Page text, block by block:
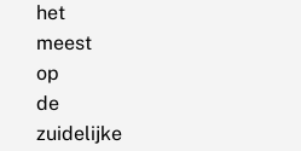
het
meest
op
de
zuidelijke